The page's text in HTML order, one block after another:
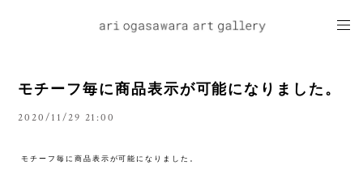
モチーフ毎に商品表示が可能になりました。
2020/11/29 21:00
モチーフ毎に商品表示が可能になりました。